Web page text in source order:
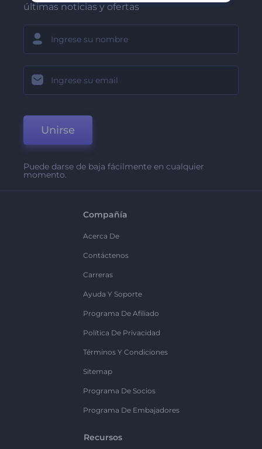
últimas noticias y ofertas
Unirse
Puede darse de baja fácilmente en cualquier
momento.
Compañía
Acerca De
Contáctenos
Carreras
Ayuda Y Soporte
Programa De Afiliado
Política De Privacidad
Términos Y Condiciones
Sitemap
Programa De Socios
Programa De Embajadores
Recursos